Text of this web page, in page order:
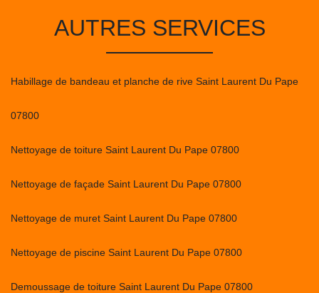
AUTRES SERVICES
Habillage de bandeau et planche de rive Saint Laurent Du Pape
07800
Nettoyage de toiture Saint Laurent Du Pape 07800
Nettoyage de façade Saint Laurent Du Pape 07800
Nettoyage de muret Saint Laurent Du Pape 07800
Nettoyage de piscine Saint Laurent Du Pape 07800
Demoussage de toiture Saint Laurent Du Pape 07800